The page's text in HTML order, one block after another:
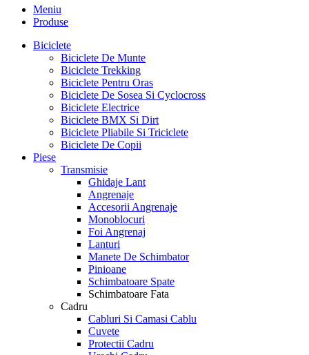
Meniu
Produse
Biciclete
Biciclete De Munte
Biciclete Trekking
Biciclete Pentru Oras
Biciclete De Sosea Si Cyclocross
Biciclete Electrice
Biciclete BMX Si Dirt
Biciclete Pliabile Si Triciclete
Biciclete De Copii
Piese
Transmisie
Ghidaje Lant
Angrenaje
Accesorii Angrenaje
Monoblocuri
Foi Angrenaj
Lanturi
Manete De Schimbator
Pinioane
Schimbatoare Spate
Schimbatoare Fata
Cadru
Cabluri Si Camasi Cablu
Cuvete
Protectii Cadru